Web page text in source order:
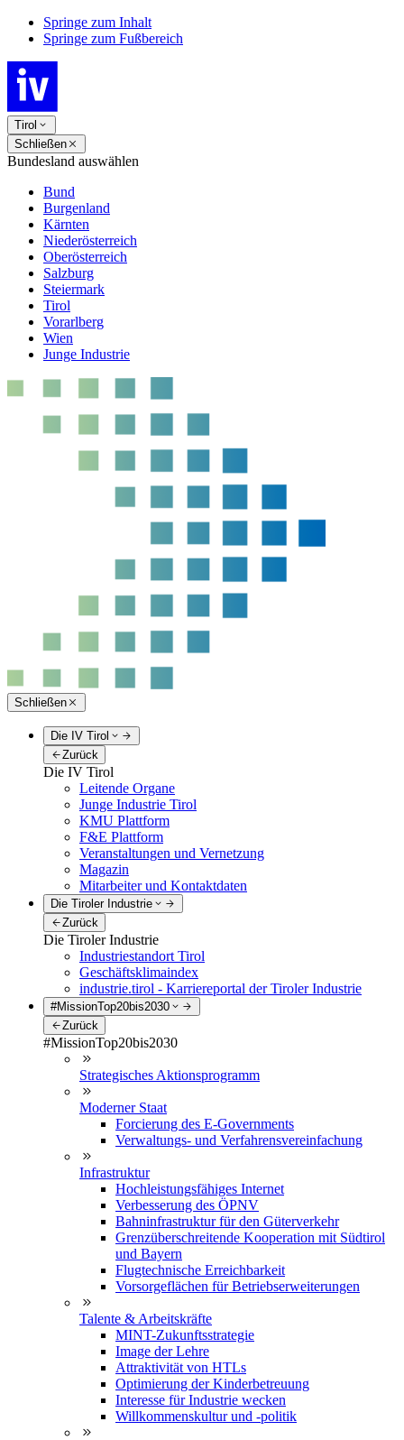
Springe zum Inhalt
Springe zum Fußbereich
Tirol
Schließen
Bundesland auswählen
Bund
Burgenland
Kärnten
Niederösterreich
Oberösterreich
Salzburg
Steiermark
Tirol
Vorarlberg
Wien
Junge Industrie
Schließen
Die IV Tirol
Zurück
Die IV Tirol
Leitende Organe
Junge Industrie Tirol
KMU Plattform
F&E Plattform
Veranstaltungen und Vernetzung
Magazin
Mitarbeiter und Kontaktdaten
Die Tiroler Industrie
Zurück
Die Tiroler Industrie
Industriestandort Tirol
Geschäftsklimaindex
industrie.tirol - Karriereportal der Tiroler Industrie
#MissionTop20bis2030
Zurück
#MissionTop20bis2030
Strategisches Aktionsprogramm
Moderner Staat
Forcierung des E-Governments
Verwaltungs- und Verfahrensvereinfachung
Infrastruktur
Hochleistungsfähiges Internet
Verbesserung des ÖPNV
Bahninfrastruktur für den Güterverkehr
Grenzüberschreitende Kooperation mit Südtirol
und Bayern
Flugtechnische Erreichbarkeit
Vorsorgeflächen für Betriebserweiterungen
Talente & Arbeitskräfte
MINT-Zukunftsstrategie
Image der Lehre
Attraktivität von HTLs
Optimierung der Kinderbetreuung
Interesse für Industrie wecken
Willkommenskultur und -politik